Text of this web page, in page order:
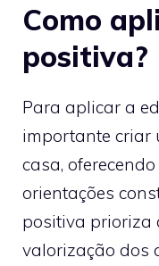
Como
positiva?
Para aplicar a
importante criar
casa,
orientações
positiva prioriza
valorização dos